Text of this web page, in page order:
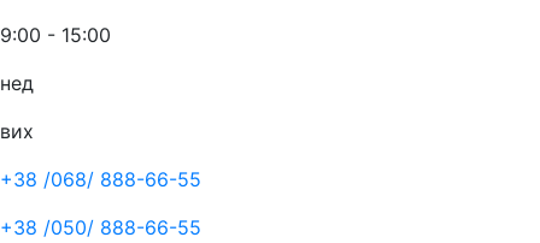
9:00 - 15:00
нед
вих
+38 /068/ 888-66-55
+38 /050/ 888-66-55